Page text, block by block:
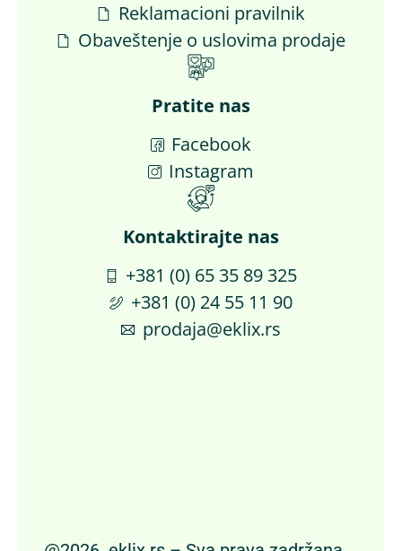
Reklamacioni pravilnik
Obaveštenje o uslovima prodaje
Pratite nas
Facebook
Instagram
Kontaktirajte nas​
+381 (0) 65 35 89 325
+381 (0) 24 55 11 90
prodaja@eklix.rs